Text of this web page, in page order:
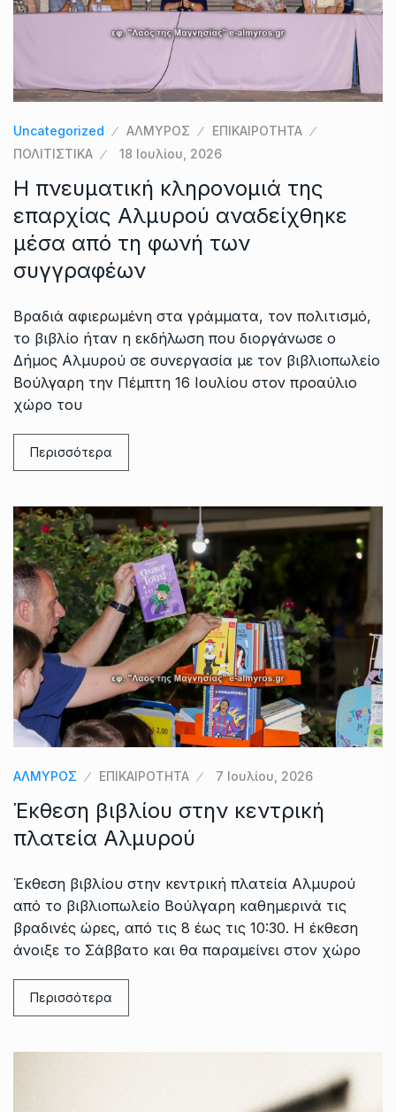
Uncategorized ΑΛΜΥΡΟΣ
ΕΠΙΚΑΙΡΟΤΗΤΑ
ΠΟΛΙΤΙΣΤΙΚΑ
18 Ιουλίου, 2026
Η πνευματική κληρονομιά της
επαρχίας Αλμυρού αναδείχθηκε
μέσα από τη φωνή των
συγγραφέων
Βραδιά αφιερωμένη στα γράμματα, τον πολιτισμό,
το βιβλίο ήταν η εκδήλωση που διοργάνωσε ο
Δήμος Αλμυρού σε συνεργασία με τον βιβλιοπωλείο
Βούλγαρη την Πέμπτη 16 Ιουλίου στον προαύλιο
χώρο του
Περισσότερα
ΑΛΜΥΡΟΣ ΕΠΙΚΑΙΡΟΤΗΤΑ 7 Ιουλίου, 2026
Έκθεση βιβλίου στην κεντρική
πλατεία Αλμυρού
Έκθεση βιβλίου στην κεντρική πλατεία Αλμυρού
από το βιβλιοπωλείο Βούλγαρη καθημερινά τις
βραδινές ώρες, από τις 8 έως τις 10:30. Η έκθεση
άνοιξε το Σάββατο και θα παραμείνει στον χώρο
Περισσότερα